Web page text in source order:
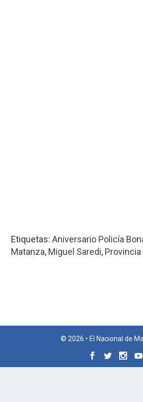
Etiquetas:Aniversario Policía
Matanza, Miguel Saredi,
© 2026 • El Nacional de